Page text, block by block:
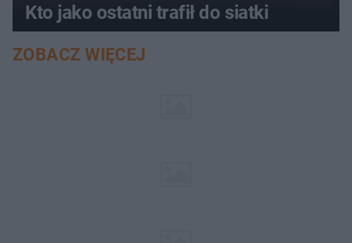
Kto jako ostatni trafił do siatki
ZOBACZ WIĘCEJ